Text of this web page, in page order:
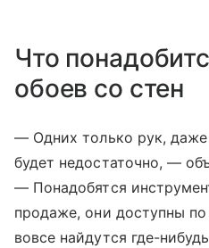
Что
обоев со стен
— Одних только рук,
будет недостаточно, —
— Понадобятся
продаже, они доступны
вовсе найдутся где-